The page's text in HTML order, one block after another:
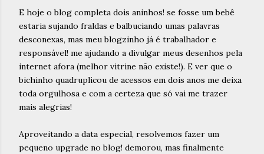
E hoje o blog completa dois aninhos! se fosse um bebê
estaria sujando fraldas e balbuciando umas palavras
desconexas, mas meu blogzinho já é trabalhador e
responsável! me ajudando a divulgar meus desenhos pela
internet afora (melhor vitrine não existe!). E ver que o
bichinho quadruplicou de acessos em dois anos me deixa
toda orgulhosa e com a certeza que só vai me trazer
mais alegrias!
Aproveitando a data especial, resolvemos fazer um
pequeno upgrade no blog! demorou, mas finalmente